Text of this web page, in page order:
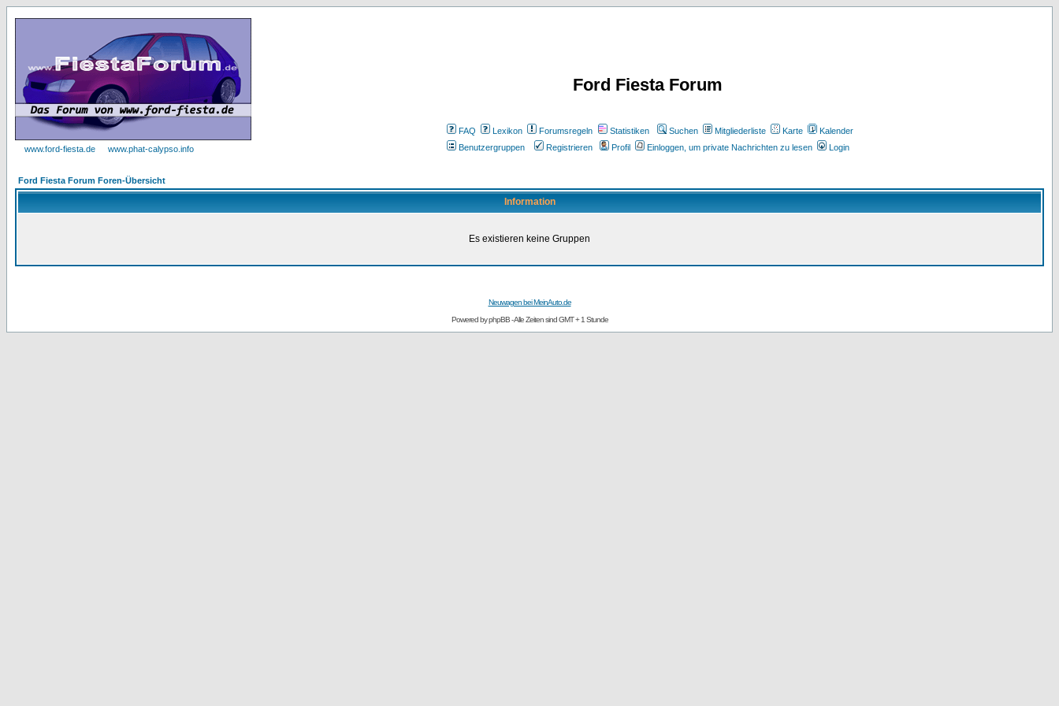
www.ford-fiesta.de www.phat-calypso.info
Ford Fiesta Forum
FAQ Lexikon Forumsregeln Statistiken Suchen Mitgliederliste Karte
Kalender
Benutzergruppen
Registrieren Profil Einloggen, um private Nachrichten zu lesen Login
Ford Fiesta Forum Foren-Übersicht
Information
Es existieren keine Gruppen
Neuwagen bei MeinAuto.de
Powered byphpBB- Alle Zeiten sind GMT + 1 Stunde